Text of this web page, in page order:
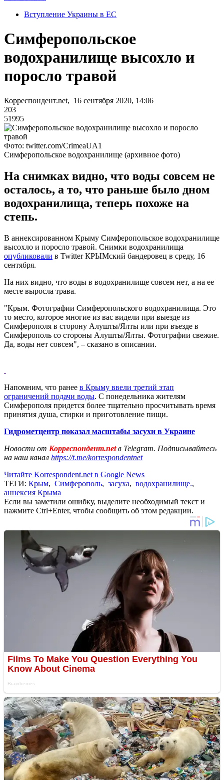
Вступление Украины в ЕС
Cимферопольское
водохранилище высохло и
поросло травой
Корреспондент.net, 16 сентября 2020, 14:06
203
51995
Фото: twitter.com/CrimeaUA1
Симферопольское водохранилище (архивное фото)
На снимках видно, что воды совсем не
осталось, а то, что раньше было дном
водохранилища, теперь похоже на
степь.
В аннексированном Крыму Симферопольское водохранилище
высохло и поросло травой. Снимки водохранилища
опубликовали в Twitter КРЫМский бандеровец в среду, 16
сентября.
На них видно, что воды в водохранилище совсем нет, а на ее
месте выросла трава.
"Крым. Фотографии Симферопольского водохранилища. Это
то место, которое многие из вас видели при выезде из
Симферополя в сторону Алушты/Ялты или при въезде в
Симферополь со стороны Алушты/Ялты. Фотографии свежие.
Да, воды нет совсем", – сказано в описании.
Напомним, что ранее в Крыму ввели третий этап
ограничений подачи воды. С понедельника жителям
Симферополя придется более тщательно просчитывать время
принятия душа, стирки и приготовление пищи.
Гидрометцентр показал масштабы засухи в Украине
Новости от Корреспондент.netв Telegram. Подписывайтесь
на наш канал https://t.me/korrespondentnet
Читайте Korrespondent.net в Google News
ТЕГИ: Крым, Симферополь, засуха, водохранилище.,
аннексия Крыма
Если вы заметили ошибку, выделите необходимый текст и
нажмите Ctrl+Enter, чтобы сообщить об этом редакции.